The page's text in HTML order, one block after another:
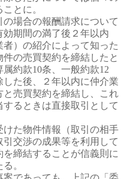
とに。
の場合の報酬請求について
効期間の満了後２年以内
）の紹介によって知った
の売買契約を締結したと
約款10条、一般約款12
た後、２年以内に仲介業
売買契約を締結し、これ
るときは直接取引として
た物件情報（取引の相手
交渉の成果等を利用して
締結することが信義則に
。